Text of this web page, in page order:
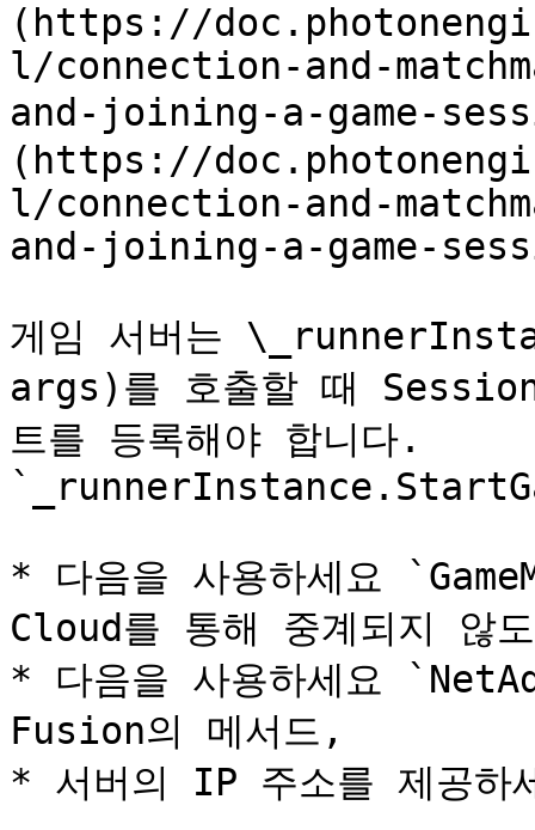
(https://
l/connection-and-
and-joining-a-game-
(https://
l/connection-and-
and-joining-a-game-
게임 서버는
args)를 호출할 때
트를 등록해야 합니다.
* 다음을 사용하세요
Cloud를 통해 중계되지 않
* 다음을 사용하세요
Fusion의 메서드,
* 서버의 IP 주소를 제공하